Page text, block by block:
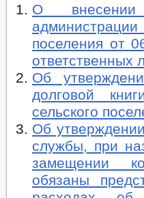
О внесении
поселения от
ответственных
Об
долговой
сельского
Об
службы, при
замещении
обязаны